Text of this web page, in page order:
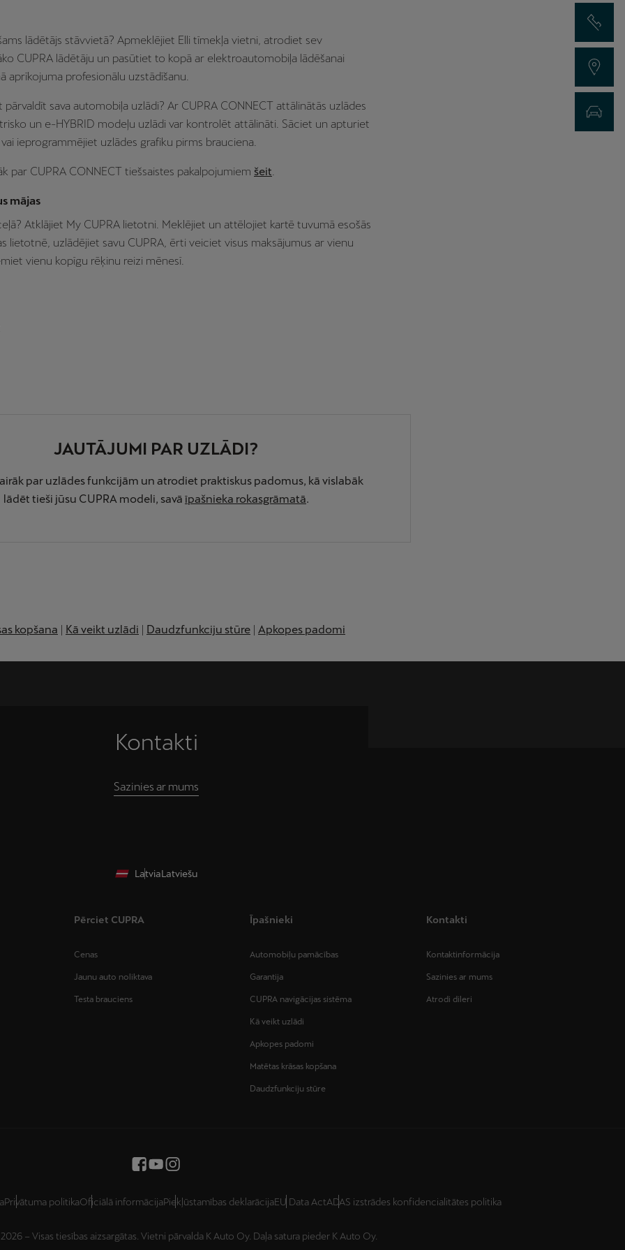
lādētājs stāvvietā? Apmeklējiet Elli tīmekļa vietni, atrodiet sev
CUPRA lādētāju un pasūtiet to kopā ar elektroautomobiļa lādēšanai
aprīkojuma profesionālu uzstādīšanu.
pārvaldīt sava automobiļa uzlādi? Ar CUPRA CONNECT attālinātās uzlādes
un e-HYBRID modeļu uzlādi var kontrolēt attālināti. Sāciet un apturiet
ieprogrammējiet uzlādes grafiku pirms brauciena.
par CUPRA CONNECT tiešsaistes pakalpojumiem šeit
mājas
Atklājiet My CUPRA lietotni. Meklējiet un attēlojiet kartē tuvumā esošās
lietotnē, uzlādējiet savu CUPRA, ērti veiciet visus maksājumus ar vienu
vienu kopīgu rēķinu reizi mēnesī.
JAUTĀJUMI PAR UZLĀDI?
par uzlādes funkcijām un atrodiet praktiskus padomus, kā vislabāk
lādēt tieši jūsu CUPRA modeli, savā īpašnieka rokasgrāmatā.
kopšana | Kā veikt uzlādi | Daudzfunkciju stūre | Apkopes padomi
Kontakti
Sazinies ar mums
LatviaLatviešu
Pērciet CUPRA
Cenas
Jaunu auto noliktava
Testa brauciens
Īpašnieki
Automobiļu pamācības
Garantija
CUPRA navigācijas sistēma
Kā veikt uzlādi
Apkopes padomi
Matētas krāsas kopšana
Daudzfunkciju stūre
Kontakti
Kontaktinformācija
Sazinies ar mums
Atrodi dileri
Privātuma politikaOficiālā informācijaPiekļūstamības deklarācijaEU Data ActADAS izstrādes konfidencialitātes politika
– Visas tiesības aizsargātas. Vietni pārvalda K Auto Oy. Daļa satura pieder K Auto Oy.
Sazinies ar
Atrodi dīleri
Testa